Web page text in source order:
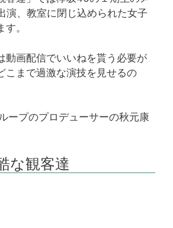
演、教室に閉じ込められた女子
。
動画配信でいいねを貰う必要が
こまで過激な演技を見せるの
ープのプロデューサーの秋元康
な観客達